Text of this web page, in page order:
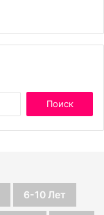
6-10 Лет